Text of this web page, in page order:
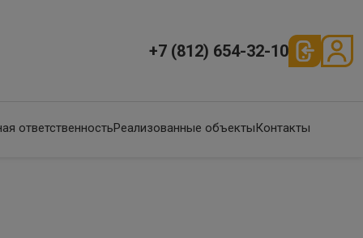
+7 (812) 654-32-10
ответственностьРеализованные объектыКонтакты